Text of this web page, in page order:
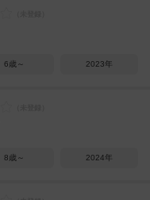
6歳～ 2023年
8歳～ 2024年